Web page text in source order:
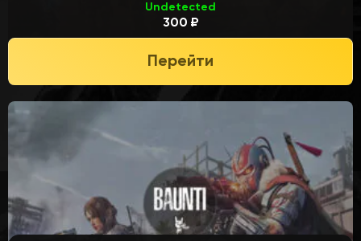
Undetected
300 ₽
Перейти